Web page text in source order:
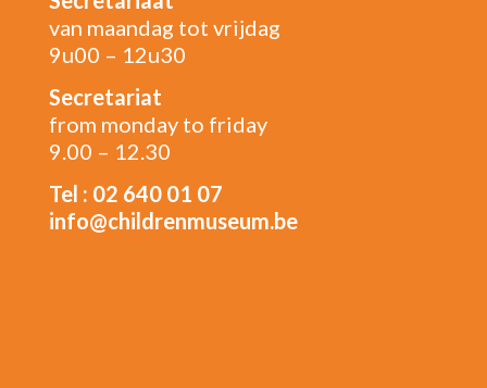
van maandag tot vrijdag
9u00 – 12u30
Secretariat
from monday to friday
9.00 – 12.30
Tel : 02 640 01 07
info@childrenmuseum.be